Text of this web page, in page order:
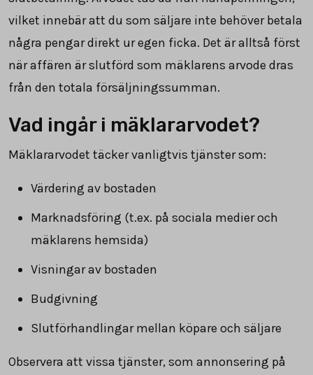
vilket innebär att du som säljare inte behöver betala
några pengar direkt ur egen ficka. Det är alltså först
när affären är slutförd som mäklarens arvode dras
från den totala försäljningssumman.
Vad ingår i mäklararvodet?
Mäklararvodet täcker vanligtvis tjänster som:
Värdering av bostaden
Marknadsföring (t.ex. på sociala medier och
mäklarens hemsida)
Visningar av bostaden
Budgivning
Slutförhandlingar mellan köpare och säljare
Observera att vissa tjänster, som annonsering på